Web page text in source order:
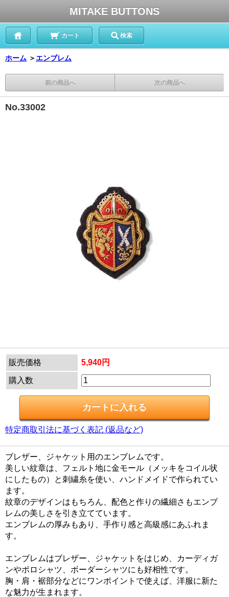
MITAKE BUTTONS
カート 検索
ホーム ＞ エンブレム
前の商品へ 次の商品へ
No.33002
販売価格 5,940円
購入数
特定商取引法に基づく表記 (返品など)
ブレザー、ジャケット用のエンブレムです。
美しい紋章は、フェルト地に金モール（メッキをコイル状
にしたもの）と刺繍糸を使い、ハンドメイドで作られてい
ます。
紋章のデザインはもちろん、配色と作りの繊細さもエンブ
レムの美しさを引き立てています。
エンブレムの厚みもあり、手作り感と高級感にあふれま
す。
エンブレムはブレザー、ジャケットをはじめ、カーディガ
ンやポロシャツ、ボーダーシャツにも好相性です。
胸・肩・裾部分などにワンポイントで使えば、洋服に新た
な魅力が生まれます。